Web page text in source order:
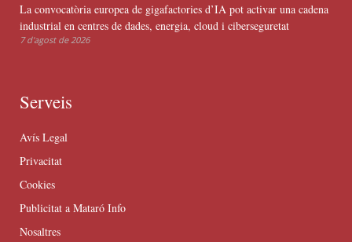
La convocatòria europea de gigafactories d’IA pot activar una cadena
industrial en centres de dades, energia, cloud i ciberseguretat
7 d'agost de 2026
Serveis
Avís Legal
Privacitat
Cookies
Publicitat a Mataró Info
Nosaltres